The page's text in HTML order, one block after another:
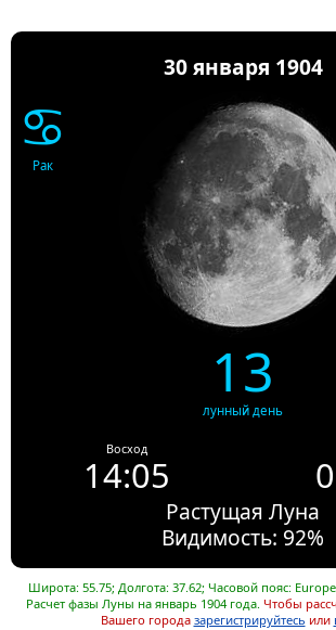
30 января 1904
♋
Рак
13
лунный день
Восход
14:05
Растущая Луна
Видимость: 92%
Широта: 55.75; Долгота: 37.62; Часовой пояс:
Расчет фазы Луны на январь 1904 года. Чтобы
Вашего города зарегистрируйтесь или